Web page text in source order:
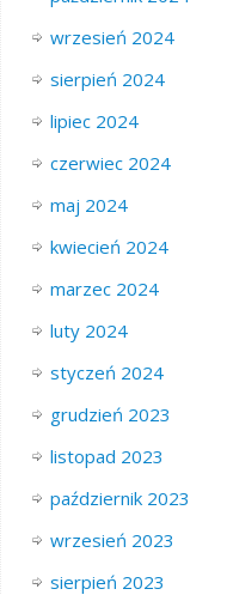
wrzesień 2024
sierpień 2024
lipiec 2024
czerwiec 2024
maj 2024
kwiecień 2024
marzec 2024
luty 2024
styczeń 2024
grudzień 2023
listopad 2023
październik 2023
wrzesień 2023
sierpień 2023